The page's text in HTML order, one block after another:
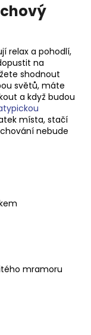
relax a pohodlí,
na
shodnout
světů, máte
a když budou
místa, stačí
nebude
mramoru